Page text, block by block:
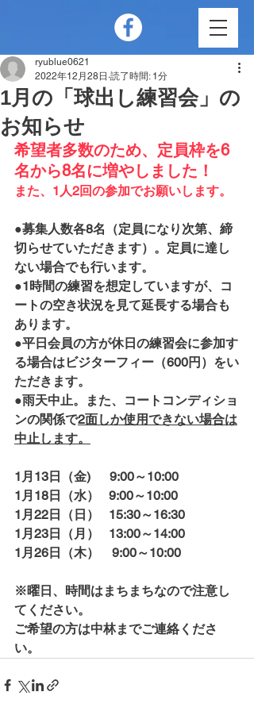
1月の「球出し練習会」の
お知らせ
ryublue0621
2022年12月28日 読了時間: 1分
希望者多数のため、定員枠を6
名から8名に増やしました！
また、1人2回の参加でお願いします。
●募集人数各8名（定員になり次第、締
切らせていただきます）。定員に達し
ない場合でも行います。
●1時間の練習を想定していますが、コ
ートの空き状況を見て延長する場合も
あります。
●平日会員の方が休日の練習会に参加す
る場合はビジターフィー（600円）をい
ただきます。
●雨天中止。また、コートコンディショ
ンの関係で2面しか使用できない場合は
中止します。
1月13日（金)　  9:00～10:00
1月18日（水）   9:00～10:00
1月22日（日）   15:30～16:30
1月23日（月）   13:00～14:00
1月26日（木）　9:00～10:00
※曜日、時間はまちまちなので注意し
てください。
ご希望の方は中林までご連絡くださ
い。